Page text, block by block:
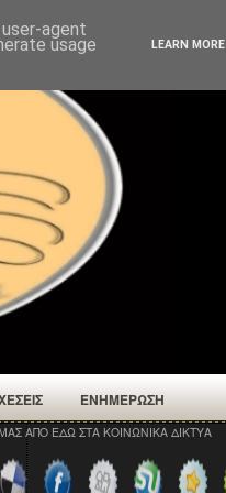
ΕΝΗΜΕΡΩΣΗ
ΑΠΟ ΕΔΩ ΣΤΑ ΚΟΙΝΩΝΙΚΑ ΔΙΚΤΥΑ
agent
usage LEARN MORE